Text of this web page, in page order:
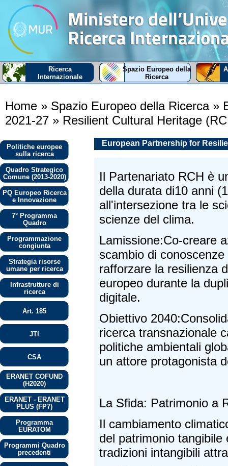
Ricerca
Internazionale
Spazio Europeo della
Ricerca
Home » Spazio Europeo della Ricerca»
2021-27 » Resilient Cultural Heritage
Politiche europee
sulla ricerca
Quadro Strategico
Comune (2013-2020)
PQ Europeo Ricerca
e Innovazione
7° Programma
Quadro
Programmazione
congiunta
Strategia risorse
umane per ricerca
Infrastrutture di
ricerca
Art. 185
JTI
CSA
ERANET COFUND
(H2020)
ERANET - ERANET
PLUS (FP7)
Programma
EURATOM
Programmi Quadro
precedenti
European Partnership for
Il Partenariato RCH è
della durata di10 anni
all'intersezione tra le
scienze del clima.
Lamissione:Co-creare
scambio di
rafforzare la resilienza
europeo durante la
digitale.
Obiettivo
ricerca transnazionale
politiche ambientali
un attore protagonista
La Sfida: Patrimonio a
Il cambiamento
del patrimonio tangibile
tradizioni intangibili